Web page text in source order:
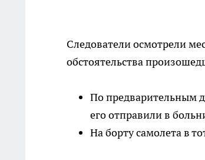
Следователи осмотрели
обстоятельства
По предварительным
его отправили в
На борту самолета в